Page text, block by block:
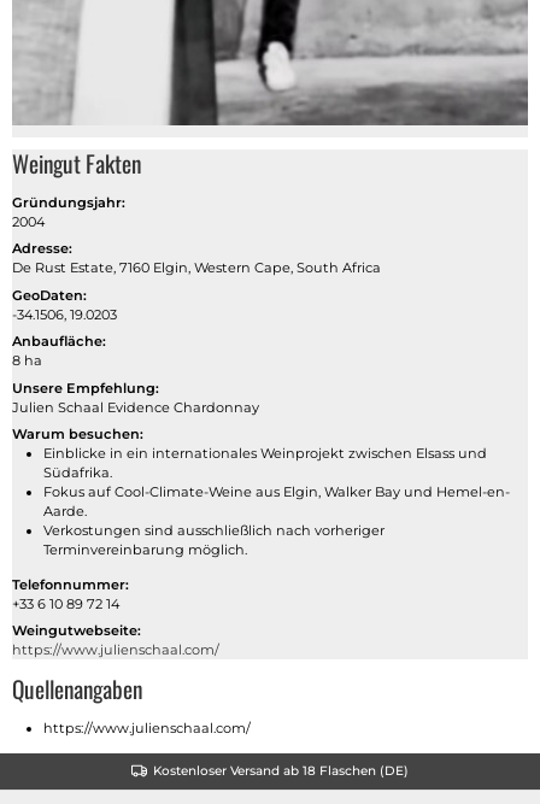
Weingut Fakten
Gründungsjahr:
2004
Adresse:
De Rust Estate, 7160 Elgin, Western Cape, South Africa
GeoDaten:
-34.1506, 19.0203
Anbaufläche:
8 ha
Unsere Empfehlung:
Julien Schaal Evidence Chardonnay
Warum besuchen:
Einblicke in ein internationales Weinprojekt zwischen Elsass und
Südafrika.
Fokus auf Cool-Climate-Weine aus Elgin, Walker Bay und Hemel-en-
Aarde.
Verkostungen sind ausschließlich nach vorheriger
Terminvereinbarung möglich.
Telefonnummer:
+33 6 10 89 72 14
Weingutwebseite:
https://www.julienschaal.com/
Quellenangaben
https://www.julienschaal.com/
Kostenloser Versand ab 18 Flaschen (DE)